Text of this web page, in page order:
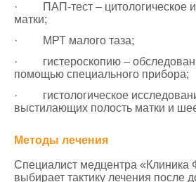
· ПАП-тест – цитологическое
матки;
· МРТ малого таза;
· гистероскопию –
помощью специального прибора;
· гистологическое
выстилающих полость матки и
Методы лечения
Специалист медцентра «Клиника
выбирает тактику лечения после